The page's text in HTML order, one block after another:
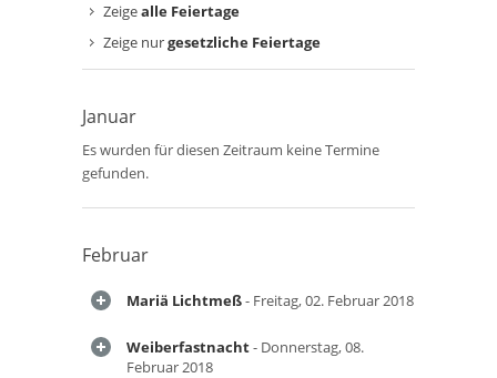
Zeigealle Feiertage
Zeige nurgesetzliche Feiertage
Januar
Es wurden für diesen Zeitraum keine Termine
gefunden.
Februar
Mariä Lichtmeß- Freitag, 02. Februar 2018
Weiberfastnacht- Donnerstag, 08.
Februar 2018